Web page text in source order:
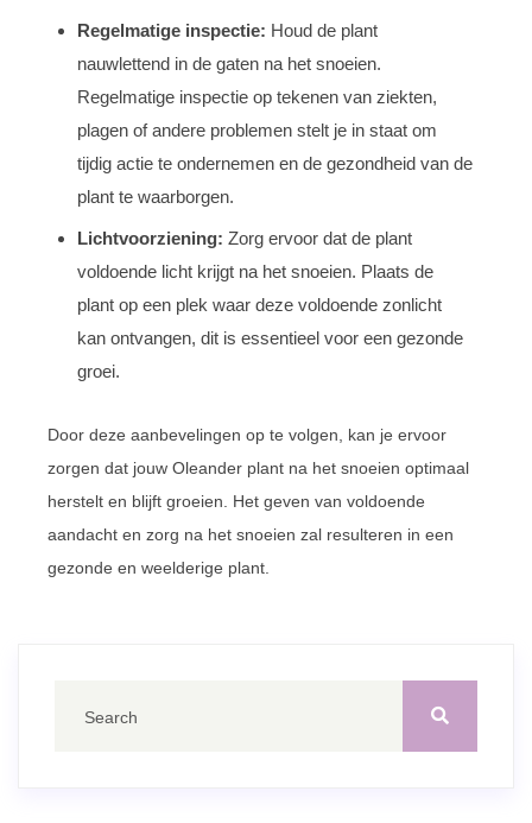
Regelmatige inspectie: Houd de plant
nauwlettend in de gaten na het snoeien.
Regelmatige inspectie op tekenen van ziekten,
plagen of andere problemen stelt je in staat om
tijdig actie te ondernemen en de gezondheid van de
plant te waarborgen.
Lichtvoorziening: Zorg ervoor dat de plant
voldoende licht krijgt na het snoeien. Plaats de
plant op een plek waar deze voldoende zonlicht
kan ontvangen, dit is essentieel voor een gezonde
groei.
Door deze aanbevelingen op te volgen, kan je ervoor
zorgen dat jouw Oleander plant na het snoeien optimaal
herstelt en blijft groeien. Het geven van voldoende
aandacht en zorg na het snoeien zal resulteren in een
gezonde en weelderige plant.